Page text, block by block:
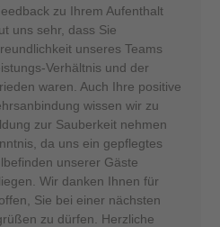
zu Ihrem Aufenthalt
uns sehr, dass Sie
unseres Teams
Verhältnis und der
waren. Auch Ihre positive
wissen wir zu
zur Sauberkeit nehmen
da uns ein gepflegtes
unserer Gäste
Wir danken Ihnen für
Sie bei einer nächsten
zu dürfen. Herzliche